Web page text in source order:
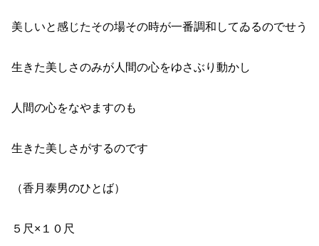
美しいと感じたその場その時が一番調和してゐるのでせう
生きた美しさのみが人間の心をゆさぶり動かし
人間の心をなやますのも
生きた美しさがするのです
（香月泰男のひとば）
５尺×１０尺